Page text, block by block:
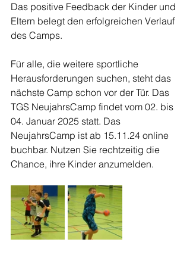
Das positive Feedback der Kinder und
Eltern belegt den erfolgreichen Verlauf
des Camps.
Für alle, die weitere sportliche
Herausforderungen suchen, steht das
nächste Camp schon vor der Tür. Das
TGS NeujahrsCamp findet vom 02. bis
04. Januar 2025 statt. Das
NeujahrsCamp ist ab 15.11.24 online
buchbar. Nutzen Sie rechtzeitig die
Chance, ihre Kinder anzumelden.